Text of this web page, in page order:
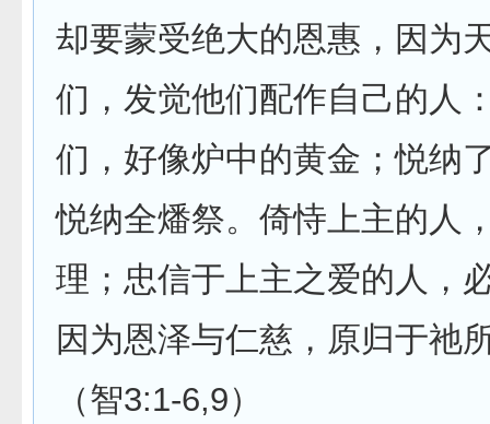
却要蒙受绝大的恩惠，因为
们，发觉他们配作自己的人
们，好像炉中的黄金；悦纳
悦纳全燔祭。倚恃上主的人
理；忠信于上主之爱的人，
因为恩泽与仁慈，原归于祂
（智3:1-6,9）